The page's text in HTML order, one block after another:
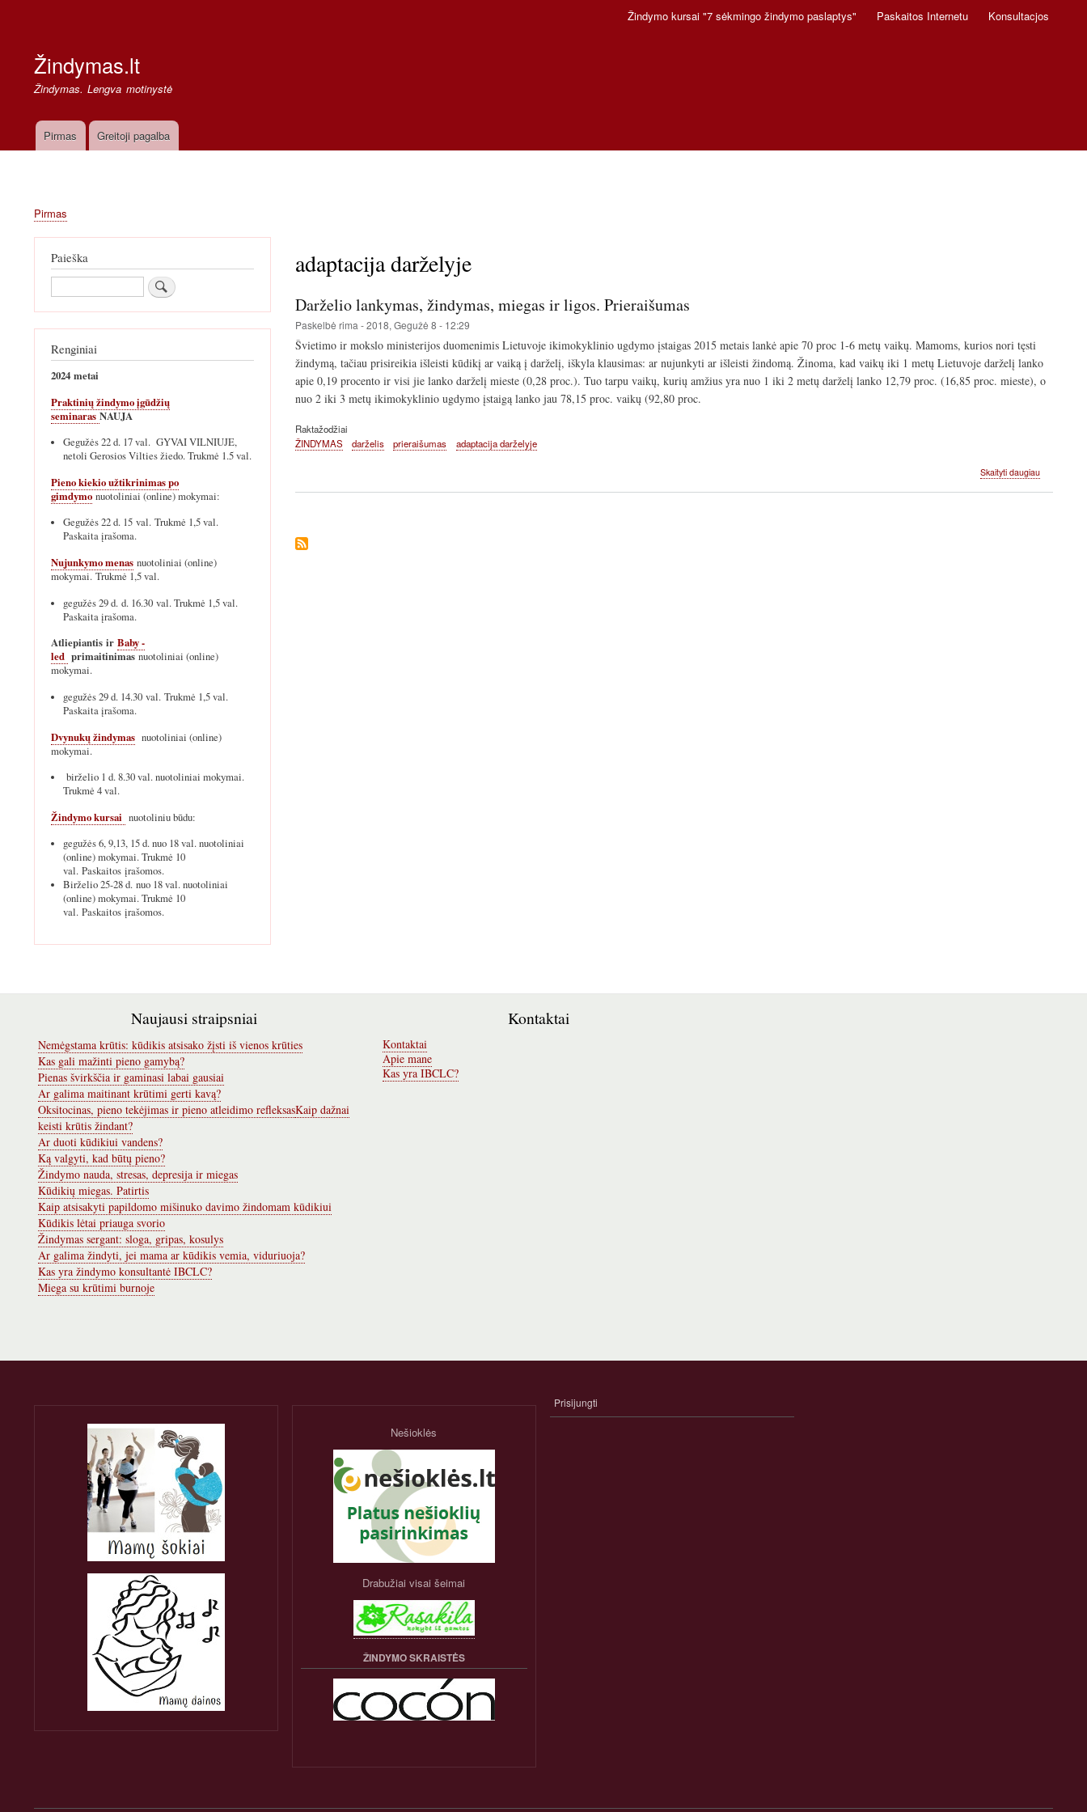
Žindymo kursai "7 sėkmingo žindymo paslaptys" Paskaitos Internetu Konsultacjos
Žindymas.lt
Žindymas. Lengva motinystė
Pagrindinė
Pirmas Greitoji pagalba
Kelias
Pirmas
adaptacija darželyje
Darželio lankymas, žindymas, miegas ir ligos. Prieraišumas
Paskelbė rima -2018, Gegužė 8 - 12:29
Švietimo ir mokslo ministerijos duomenimis Lietuvoje ikimokyklinio ugdymo įstaigas 2015 metais lankė apie 70 proc 1-6 metų vaikų. Mamoms, kurios nori tęsti
žindymą, tačiau prisireikia išleisti kūdikį ar vaiką į darželį, iškyla klausimas: ar nujunkyti ar išleisti žindomą. Žinoma, kad vaikų iki 1 metų Lietuvoje darželį lanko
apie 0,19 procento ir visi jie lanko darželį mieste (0,28 proc.). Tuo tarpu vaikų, kurių amžius yra nuo 1 iki 2 metų darželį lanko 12,79 proc. (16,85 proc. mieste), o
nuo 2 iki 3 metų ikimokyklinio ugdymo įstaigą lanko jau 78,15 proc. vaikų (92,80 proc.
Raktažodžiai
ŽINDYMAS
darželis prieraišumas adaptacija darželyje
Skaityti daugiauapie
Paieška
Paieška
Renginiai
2024 metai
Praktinių žindymo įgūdžių
seminaras NAUJA
Gegužės 22 d. 17 val. GYVAI VILNIUJE,
netoli Gerosios Vilties žiedo. Trukmė 1.5 val.
Pieno kiekio užtikrinimas po
gimdymo nuotoliniai (online) mokymai:
Gegužės 22 d. 15 val. Trukmė 1,5 val.
Paskaita įrašoma.
Nujunkymo menas nuotoliniai (online)
mokymai. Trukmė 1,5 val.
gegužės 29 d. d. 16.30 val. Trukmė 1,5 val.
Paskaita įrašoma.
Atliepiantis ir Baby -
led primaitinimas nuotoliniai (online)
mokymai.
gegužės 29 d. 14.30 val. Trukmė 1,5 val.
Paskaita įrašoma.
Dvynukų žindymas nuotoliniai (online)
mokymai.
birželio 1 d. 8.30 val. nuotoliniai mokymai.
Trukmė 4 val.
Žindymo kursai nuotoliniu būdu:
gegužės 6, 9,13, 15 d. nuo 18 val. nuotoliniai
(online) mokymai. Trukmė 10
val. Paskaitos įrašomos.
Birželio 25-28 d. nuo 18 val. nuotoliniai
(online) mokymai. Trukmė 10
val. Paskaitos įrašomos.
Naujausi straipsniai
Nemėgstama krūtis: kūdikis atsisako žįsti iš vienos krūties
Kas gali mažinti pieno gamybą?
Pienas švirkščia ir gaminasi labai gausiai
Ar galima maitinant krūtimi gerti kavą?
Oksitocinas, pieno tekėjimas ir pieno atleidimo refleksasKaip dažnai
keisti krūtis žindant?
Ar duoti kūdikiui vandens?
Ką valgyti, kad būtų pieno?
Žindymo nauda, stresas, depresija ir miegas
Kūdikių miegas. Patirtis
Kaip atsisakyti papildomo mišinuko davimo žindomam kūdikiui
Kūdikis lėtai priauga svorio
Žindymas sergant: sloga, gripas, kosulys
Ar galima žindyti, jei mama ar kūdikis vemia, viduriuoja?
Kas yra žindymo konsultantė IBCLC?
Miega su krūtimi burnoje
Kontaktai
Kontaktai
Apie mane
Kas yra IBCLC?
Nešioklės
Drabužiai visai šeimai
ŽINDYMO SKRAISTĖS
NARIO
Prisijungti